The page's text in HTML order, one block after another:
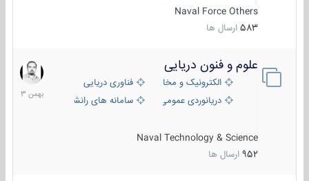
Naval Force Others
583 ارسال ها
علوم و فنون دریایی
الکترونیک و مخابرات دریاییفناوری دریایی
دریانوردی عمومی
سامانه های رانشی دریایی
Naval Technology & Science
952 ارسال ها
6
بهمن
1403